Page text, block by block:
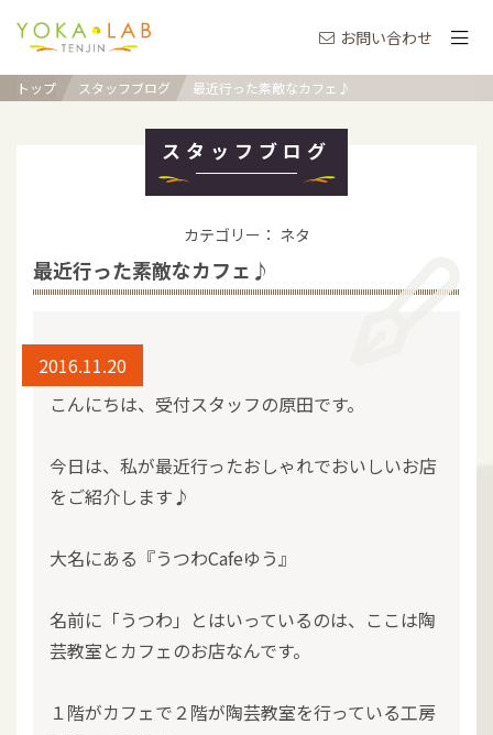
お問い合わせ
トップ スタッフブログ 最近行った素敵なカフェ♪
スタッフブログ
カテゴリー： ネタ
最近行った素敵なカフェ♪
2016.11.20
こんにちは、受付スタッフの原田です。
今日は、私が最近行ったおしゃれでおいしいお店
をご紹介します♪
大名にある『うつわCafeゆう』
名前に「うつわ」とはいっているのは、ここは陶
芸教室とカフェのお店なんです。
１階がカフェで２階が陶芸教室を行っている工房